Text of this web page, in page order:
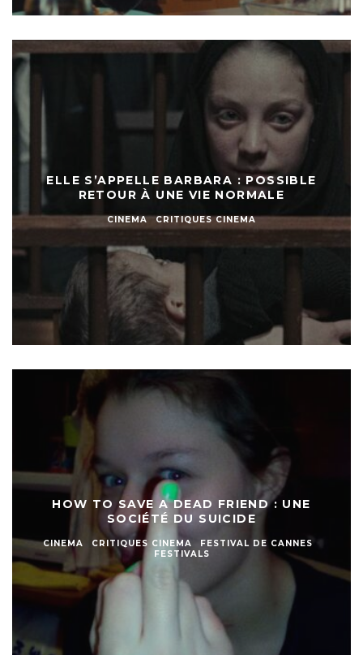
ELLE S’APPELLE BARBARA : POSSIBLE
RETOUR À UNE VIE NORMALE
CINEMA CRITIQUES CINEMA
HOW TO SAVE A DEAD FRIEND : UNE
SOCIÉTÉ DU SUICIDE
CINEMA CRITIQUES CINEMA
FESTIVAL DE CANNES
FESTIVALS